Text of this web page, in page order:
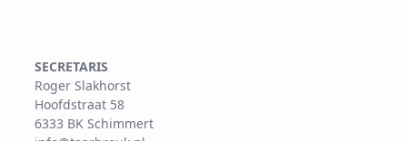
SECRETARIS
Roger Slakhorst
Hoofdstraat 58
6333 BK Schimmert